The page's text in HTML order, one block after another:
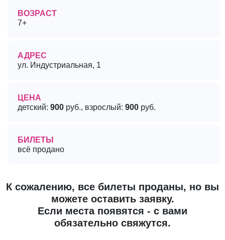
ВОЗРАСТ
7+
АДРЕС
ул. Индустриальная, 1
ЦЕНА
детский: 900 руб., взрослый: 900 руб.
БИЛЕТЫ
всё продано
К сожалению, все билеты проданы, но вы
можете оставить заявку.
Если места появятся - с вами
обязательно свяжутся.